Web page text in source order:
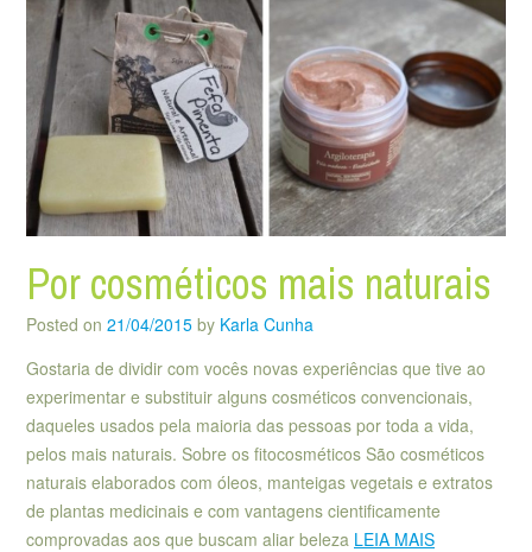
Por cosméticos mais naturais
Posted on 21/04/2015 by Karla Cunha
Gostaria de dividir com vocês novas experiências que tive ao
experimentar e substituir alguns cosméticos convencionais,
daqueles usados pela maioria das pessoas por toda a vida,
pelos mais naturais. Sobre os fitocosméticos São cosméticos
naturais elaborados com óleos, manteigas vegetais e extratos
de plantas medicinais e com vantagens cientificamente
comprovadas aos que buscam aliar beleza LEIA MAIS